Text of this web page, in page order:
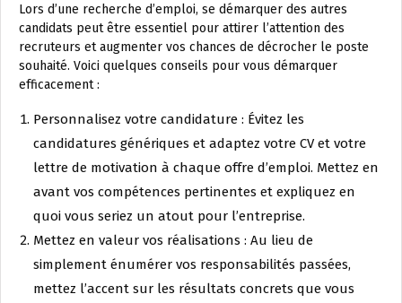
Lors d’une recherche d’emploi, se démarquer des autres
candidats peut être essentiel pour attirer l’attention des
recruteurs et augmenter vos chances de décrocher le poste
souhaité. Voici quelques conseils pour vous démarquer
efficacement :
Personnalisez votre candidature : Évitez les
candidatures génériques et adaptez votre CV et votre
lettre de motivation à chaque offre d’emploi. Mettez en
avant vos compétences pertinentes et expliquez en
quoi vous seriez un atout pour l’entreprise.
Mettez en valeur vos réalisations : Au lieu de
simplement énumérer vos responsabilités passées,
mettez l’accent sur les résultats concrets que vous